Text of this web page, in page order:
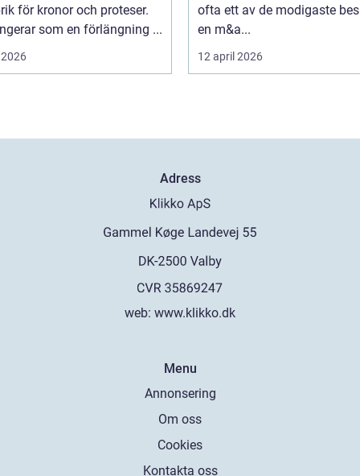
för kronor och proteser.
som en förlängning ...
ofta ett av de modigaste
en m&a...
12 april 2026
Adress
web: www.klikko.dk
Menu
Annonsering
Om oss
Cookies
Kontakta oss